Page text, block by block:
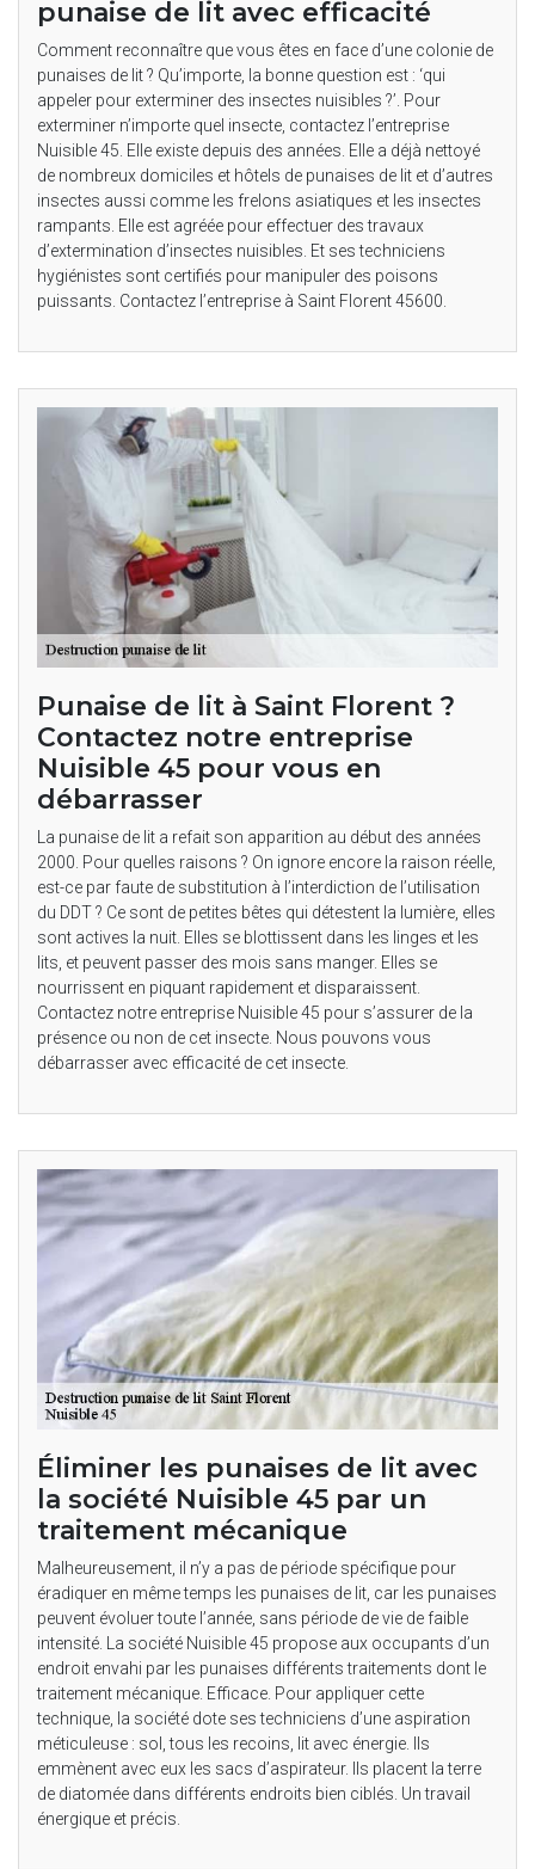
punaise de lit avec efficacité
Comment reconnaître que vous êtes en face d’une colonie de
punaises de lit ? Qu’importe, la bonne question est : ‘qui
appeler pour exterminer des insectes nuisibles ?’. Pour
exterminer n’importe quel insecte, contactez l’entreprise
Nuisible 45. Elle existe depuis des années. Elle a déjà nettoyé
de nombreux domiciles et hôtels de punaises de lit et d’autres
insectes aussi comme les frelons asiatiques et les insectes
rampants. Elle est agréée pour effectuer des travaux
d’extermination d’insectes nuisibles. Et ses techniciens
hygiénistes sont certifiés pour manipuler des poisons
puissants. Contactez l’entreprise à Saint Florent 45600.
Punaise de lit à Saint Florent ?
Contactez notre entreprise
Nuisible 45 pour vous en
débarrasser
La punaise de lit a refait son apparition au début des années
2000. Pour quelles raisons ? On ignore encore la raison réelle,
est-ce par faute de substitution à l’interdiction de l’utilisation
du DDT ? Ce sont de petites bêtes qui détestent la lumière, elles
sont actives la nuit. Elles se blottissent dans les linges et les
lits, et peuvent passer des mois sans manger. Elles se
nourrissent en piquant rapidement et disparaissent.
Contactez notre entreprise Nuisible 45 pour s’assurer de la
présence ou non de cet insecte. Nous pouvons vous
débarrasser avec efficacité de cet insecte.
Éliminer les punaises de lit avec
la société Nuisible 45 par un
traitement mécanique
Malheureusement, il n’y a pas de période spécifique pour
éradiquer en même temps les punaises de lit, car les punaises
peuvent évoluer toute l’année, sans période de vie de faible
intensité. La société Nuisible 45 propose aux occupants d’un
endroit envahi par les punaises différents traitements dont le
traitement mécanique. Efficace. Pour appliquer cette
technique, la société dote ses techniciens d’une aspiration
méticuleuse : sol, tous les recoins, lit avec énergie. Ils
emmènent avec eux les sacs d’aspirateur. Ils placent la terre
de diatomée dans différents endroits bien ciblés. Un travail
énergique et précis.